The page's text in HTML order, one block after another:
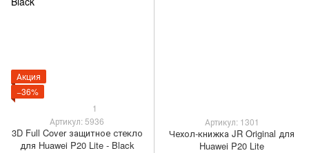
Акция
−36%
1
Артикул: 5936
3D Full Cover защитное стекло
для Huawei P20 Lite - Black
Артикул: 1301
Чехол-книжка JR Original для
Huawei P20 Lite